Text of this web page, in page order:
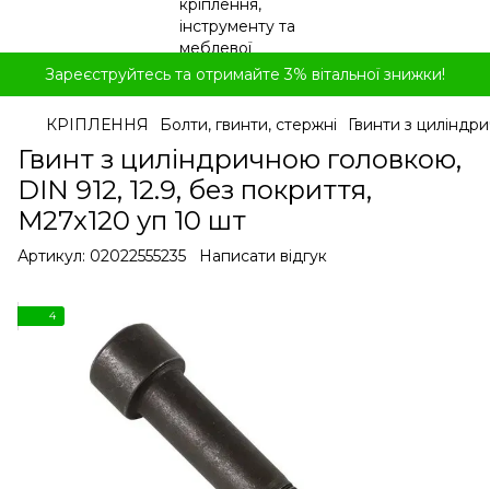
Зареєструйтесь та отримайте 3% вітальної знижки!
КРІПЛЕННЯ Болти, гвинти, стержні Гвинти з
Гвинт з циліндричною головкою,
DIN 912, 12.9, без покриття,
M27x120 уп 10 шт
Артикул: 02022555235 Написати відгук
4